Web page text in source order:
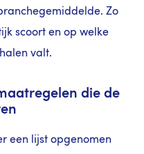
Zo
scoort en op welke
valt.
die de
een lijst opgenomen